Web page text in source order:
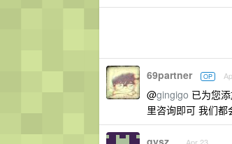
69partner OP
@gingigo 已为您
里咨询即可 我们
qysz